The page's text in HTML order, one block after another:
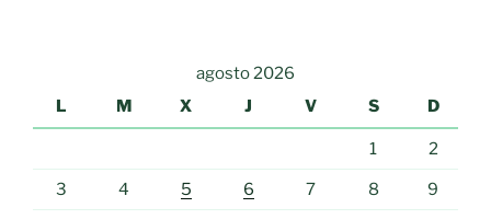
agosto 2026
L
M X J V S D
1 2
3 4 5 6 7 8 9